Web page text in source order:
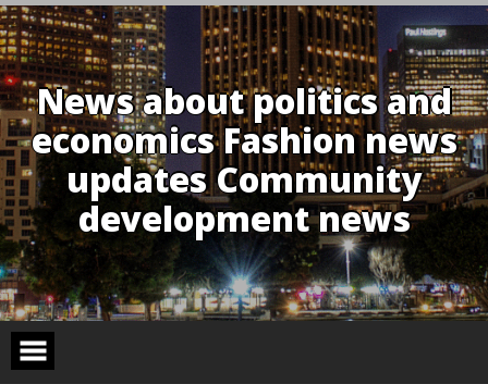
Skip
to
content
News about politics and
economics Fashion news
updates Community
development news